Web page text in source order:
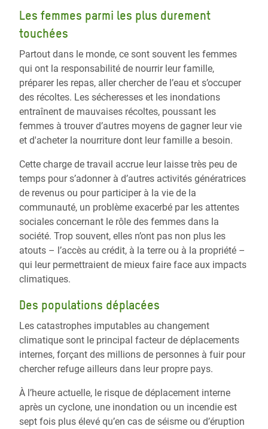
Les femmes parmi les plus durement
touchées
Partout dans le monde, ce sont souvent les femmes
qui ont la responsabilité de nourrir leur famille,
préparer les repas, aller chercher de l’eau et s’occuper
des récoltes. Les sécheresses et les inondations
entraînent de mauvaises récoltes, poussant les
femmes à trouver d’autres moyens de gagner leur vie
et d'acheter la nourriture dont leur famille a besoin.
Cette charge de travail accrue leur laisse très peu de
temps pour s’adonner à d’autres activités génératrices
de revenus ou pour participer à la vie de la
communauté, un problème exacerbé par les attentes
sociales concernant le rôle des femmes dans la
société. Trop souvent, elles n’ont pas non plus les
atouts – l’accès au crédit, à la terre ou à la propriété –
qui leur permettraient de mieux faire face aux impacts
climatiques.
Des populations déplacées
Les catastrophes imputables au changement
climatique sont le principal facteur de déplacements
internes, forçant des millions de personnes à fuir pour
chercher refuge ailleurs dans leur propre pays.
À l’heure actuelle, le risque de déplacement interne
après un cyclone, une inondation ou un incendie est
sept fois plus élevé qu’en cas de séisme ou d’éruption